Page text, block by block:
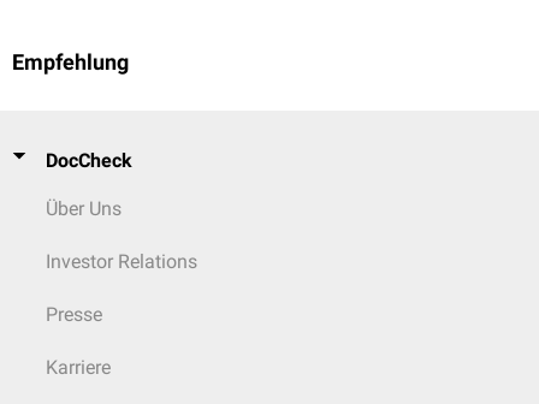
Empfehlung
DocCheck
Über Uns
Investor Relations
Presse
Karriere